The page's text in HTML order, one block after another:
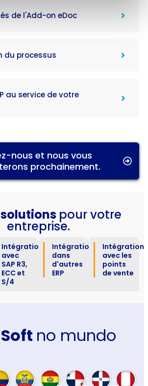
de l'Add-on eDoc
du processus
au service de votre
nous et nous vous
prochainement.
pour votre
entreprise.
Intégration
avec
SAP R3,
ECC et
S/4
Intégration
dans
d'autres
ERP
Intégration
avec les
points
de vente
no mundo